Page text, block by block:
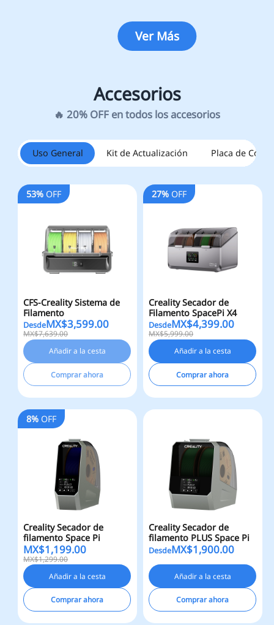
Ver Más
Uso General Kit de Actualización Placa de
53% OFF
CFS-Creality Sistema de
Filamento
DesdeMX$3,599.00
MX$7,639.00
Añadir a la cesta
Comprar ahora
27%OFF
Creality Secador de
Filamento SpacePi X4
DesdeMX$4,399.00
MX$5,999.00
Añadir a la cesta
Comprar ahora
8% OFF
Creality Secador de
filamento Space Pi
MX$1,199.00
MX$1,299.00
Añadir a la cesta
Comprar ahora
Creality Secador de
filamento PLUS Space Pi
DesdeMX$1,900.00
Añadir a la cesta
Comprar ahora